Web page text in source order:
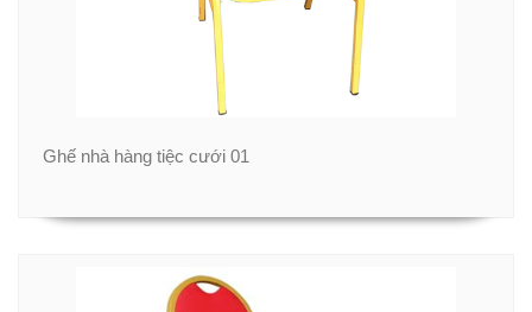
Ghế nhà hàng tiệc cưới 01